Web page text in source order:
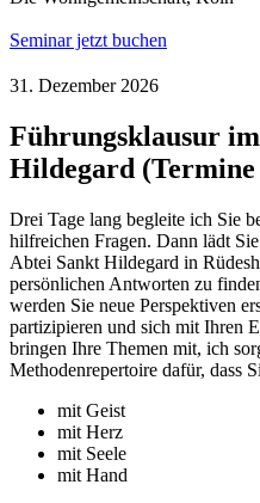
Seminar jetzt buchen
31. Dezember 2026
Führungsklausur
Hildegard
Drei Tage lang begleite ich Sie
hilfreichen Fragen. Dann lädt
Abtei Sankt Hildegard in
persönlichen Antworten zu
werden Sie neue Perspektiven
partizipieren und sich mit Ihren
bringen Ihre Themen mit, ich
Methodenrepertoire dafür, dass
mit Geist
mit Herz
mit Seele
mit Hand